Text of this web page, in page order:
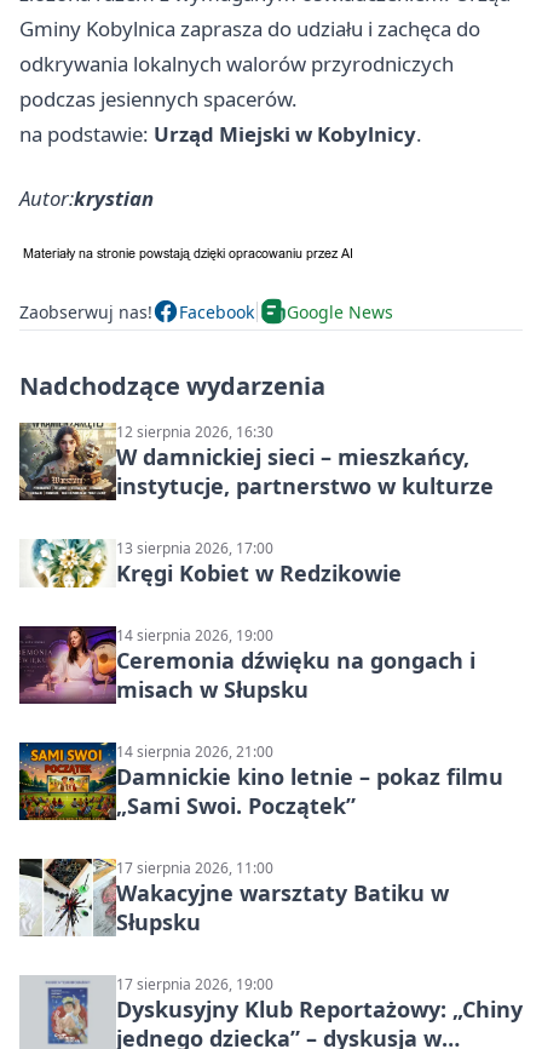
Gminy Kobylnica zaprasza do udziału i zachęca do
odkrywania lokalnych walorów przyrodniczych
podczas jesiennych spacerów.
na podstawie: Urząd Miejski w Kobylnicy.
Autor:krystian
Zaobserwuj nas! Facebook Google News
Nadchodzące wydarzenia
12 sierpnia 2026, 16:30
W damnickiej sieci – mieszkańcy,
instytucje, partnerstwo w kulturze
13 sierpnia 2026, 17:00
Kręgi Kobiet w Redzikowie
14 sierpnia 2026, 19:00
Ceremonia dźwięku na gongach i
misach w Słupsku
14 sierpnia 2026, 21:00
Damnickie kino letnie – pokaz filmu
„Sami Swoi. Początek”
17 sierpnia 2026, 11:00
Wakacyjne warsztaty Batiku w
Słupsku
17 sierpnia 2026, 19:00
Dyskusyjny Klub Reportażowy: „Chiny
jednego dziecka” – dyskusja w